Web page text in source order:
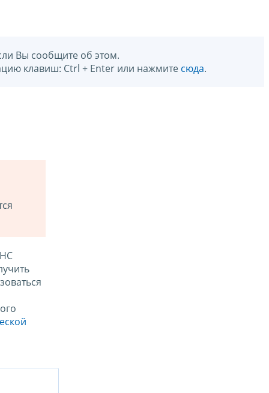
Вы сообщите об этом.
клавиш: Ctrl + Enter или нажмите сюда.